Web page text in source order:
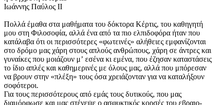
Ιωάννης Παύλος II
Πολλά έμαθα στα μαθήματα του δόκτορα Κέρτις, του καθηγητή
μου στη Φιλοσοφία, αλλά ένα από τα πιο ελπιδοφόρα ήταν που
κατάλαβα ότι οι περισσότερες «φωτεινές» αλήθειες εμφανίζονται
στο δρόμο μας χάρη στους απλούς ανθρώπους, χάρη σε άντρες και
γυναίκες που μοιάζουν μʼ εσένα κι εμένα, που έζησαν καταστάσεις
το ίδιο απλές και καθημερινές με όλους μας, αλλά που μπόρεσαν
να βρουν στην «πλέξη» τους όσα χρειάζονταν για να καταλήξουν
σοφότεροι.
Για τους περισσότερους από εμάς τους δυτικούς, που μας
διαμόρφωσε και μας στένεψε ο ασφυκτικός κορσές του εβραιο­-